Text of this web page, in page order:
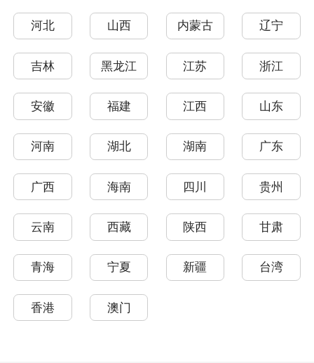
河北 山西 内蒙古 辽宁
吉林 黑龙江 江苏 浙江
安徽 福建 江西 山东
河南 湖北 湖南 广东
广西 海南 四川 贵州
云南 西藏 陕西 甘肃
青海 宁夏 新疆 台湾
香港 澳门